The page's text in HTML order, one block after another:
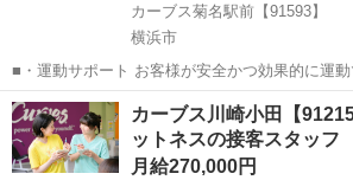
カーブス菊名駅前【91593】
横浜市
■・運動サポート お客様が安全かつ効果的に運動
の使い方をアドバイスします。運動が初めての
どなので、難しい指導はありません。「今日は
ょう！」といったお声がけをしながら、...
神奈川 横浜市 その他
カーブス川崎小田【
ットネスの接客スタッフ
月給270,000円